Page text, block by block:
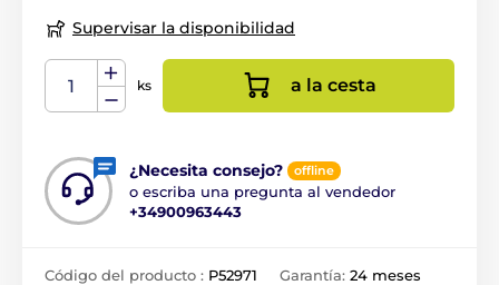
Supervisar la disponibilidad
ks a la cesta
¿Necesita consejo? offline
o escriba una pregunta al vendedor
+34900963443
Código del producto : P52971 Garantía: 24 meses